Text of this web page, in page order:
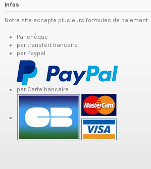
Infos
Notre site accepte plusieurs formules de paiement :
Par chèque
par transfert bancaire
par Paypal
par Carte bancaire